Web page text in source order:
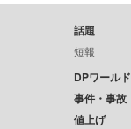
話題
短報
DPワールド
事件・事故
値上げ